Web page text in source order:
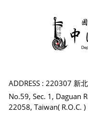
ADDRESS : 220307 新
No.59, Sec. 1, Daguan
22058, Taiwan( R.O.C. )